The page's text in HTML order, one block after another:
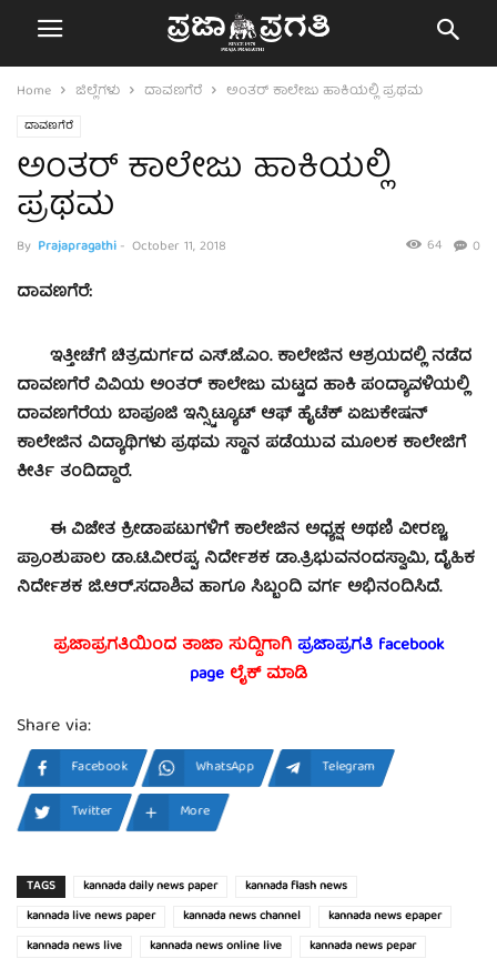
Home ಜಿಲ್ಲೆಗಳು ದಾವಣಗೆರೆ ಅಂತರ್ ಕಾಲೇಜು ಹಾಕಿಯಲ್ಲಿ ಪ್ರಥಮ
ದಾವಣಗೆರೆ
ಅಂತರ್ ಕಾಲೇಜು ಹಾಕಿಯಲ್ಲಿ
ಪ್ರಥಮ
By Prajapragathi- October 11, 2018 0
64
ದಾವಣಗೆರೆ:
ಇತ್ತೀಚೆಗೆ ಚಿತ್ರದುರ್ಗದ ಎಸ್.ಜೆ.ಎಂ. ಕಾಲೇಜಿನ ಆಶ್ರಯದಲ್ಲಿ ನಡೆದ
ದಾವಣಗೆರೆ ವಿವಿಯ ಅಂತರ್ ಕಾಲೇಜು ಮಟ್ಟದ ಹಾಕಿ ಪಂದ್ಯಾವಳಿಯಲ್ಲಿ
ದಾವಣಗೆರೆಯ ಬಾಪೂಜಿ ಇನ್ಸ್ಟಿಟ್ಯೂಟ್ ಆಫ್ ಹೈಟೆಕ್ ಏಜುಕೇಷನ್
ಕಾಲೇಜಿನ ವಿದ್ಯಾಥಿಗಳು ಪ್ರಥಮ ಸ್ಥಾನ ಪಡೆಯುವ ಮೂಲಕ ಕಾಲೇಜಿಗೆ
ಕೀರ್ತಿ ತಂದಿದ್ದಾರೆ.
ಈ ವಿಜೇತ ಕ್ರೀಡಾಪಟುಗಳಿಗೆ ಕಾಲೇಜಿನ ಅಧ್ಯಕ್ಷ ಅಥಣಿ ವೀರಣ್ಣ,
ಪ್ರಾಂಶುಪಾಲ ಡಾ.ಟಿ.ವೀರಪ್ಪ, ನಿರ್ದೇಶಕ ಡಾ.ತ್ರಿಭುವನಂದಸ್ವಾಮಿ, ದೈಹಿಕ
ನಿರ್ದೇಶಕ ಜಿ.ಆರ್.ಸದಾಶಿವ ಹಾಗೂ ಸಿಬ್ಬಂದಿ ವರ್ಗ ಅಭಿನಂದಿಸಿದೆ.
ಪ್ರಜಾಪ್ರಗತಿಯಿಂದ ತಾಜಾ ಸುದ್ದಿಗಾಗಿಪ್ರಜಾಪ್ರಗತಿ facebook
page ಲೈಕ್ ಮಾಡಿ
Share via:
Facebook WhatsApp
Telegram
Twitter
More
TAGS kannada daily news paper
kannada flash news
kannada live news paper
kannada news channel
kannada news epaper
kannada news live
kannada news online live
kannada news pepar